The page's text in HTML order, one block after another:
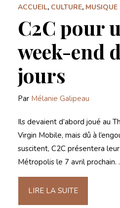
ACCUEIL, CULTURE, MUSIQUE
C2C pour
week-end
jours
Par Mélanie Galipeau
Ils devaient d’abord joué au
Virgin Mobile, mais dû à
suscitent, C2C présentera
Métropolis le 7 avril prochain.
LIRE LA SUITE